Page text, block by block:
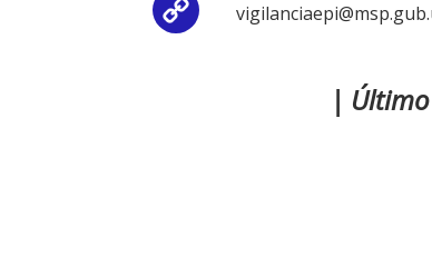
Copy
|